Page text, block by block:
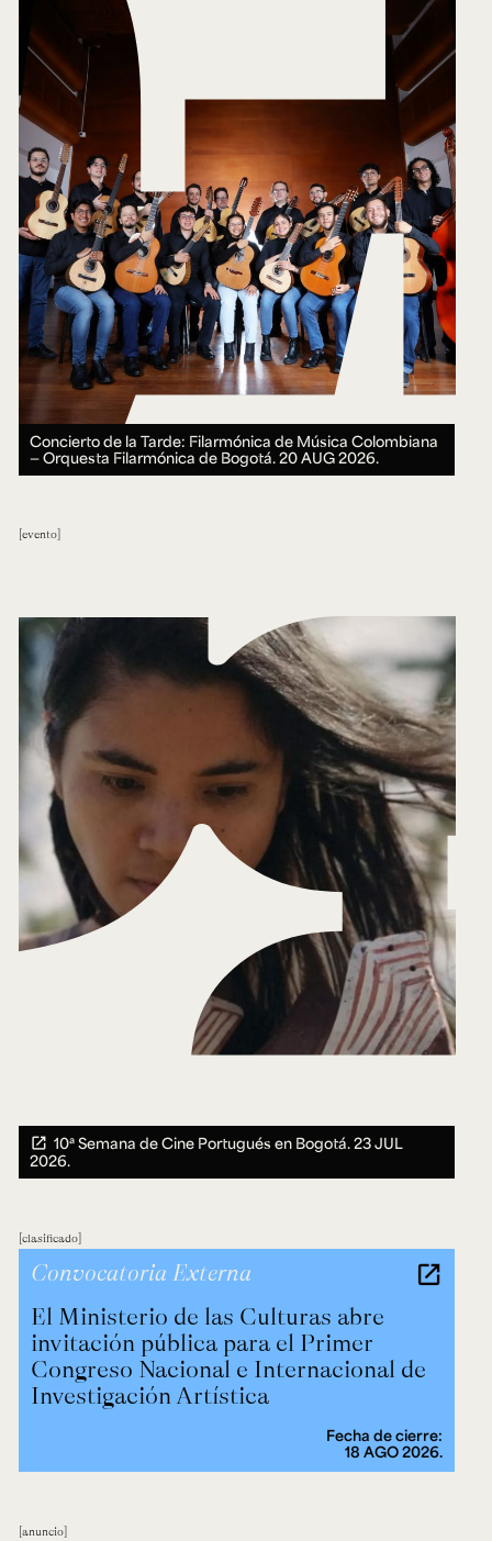
Concierto de la Tarde: Filarmónica de Música Colombiana
— Orquesta Filarmónica de Bogotá.20 AUG 2026.
evento
10ª Semana de Cine Portugués en Bogotá.23 JUL
2026.
clasificado
El Ministerio de las Culturas abre
invitación pública para el Primer
Congreso Nacional e Internacional de
Investigación Artística
Convocatoria Externa
Fecha de cierre:
18 AGO 2026.
anuncio